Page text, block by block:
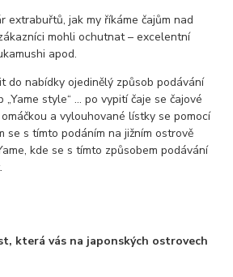
extrabuřtů, jak my říkáme čajům nad
mohli ochutnat – excelentní
apod.
do nabídky ojedinělý způsob podávání
„Yame style“ … po vypití čaje se čajové
a vylouhované lístky se pomocí
se s tímto podáním na jižním ostrově
kde se s tímto způsobem podávání
která vás na japonských ostrovech